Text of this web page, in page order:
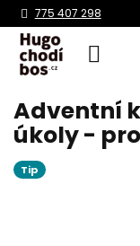
Přejít
na
obsah
775 407 298
Adventní
úkoly -
Tip